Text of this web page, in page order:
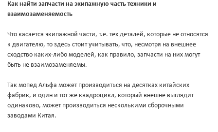
Как найти запчасти на экипажную часть техники и
взаимозаменяемость
Что касается экипажной части, т.е. тех деталей, которые не относятся
к двигателю, то здесь стоит учитывать, что, несмотря на внешнее
сходство каких-либо моделей, как правило, запчасти на них могут
быть не взаимозаменяемы.
Так мопед Альфа может производиться на десятках китайских
фабрик, и один и тот же квадроцикл, который внешне выглядит
одинаково, может производиться несколькими сборочными
заводами Китая.